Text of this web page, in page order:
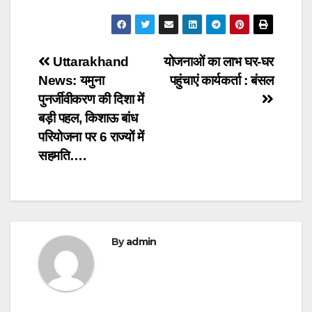
Post
navigation
योजनाओं का लाभ घर-घर
पहुंचाएं कार्यकर्ता : बंसल
Uttarakhand
News: यमुना
पुनर्जीवीकरण की दिशा में
बड़ी पहल, किशाऊ बांध
परियोजना पर 6 राज्यों में
सहमति….
Byadmin